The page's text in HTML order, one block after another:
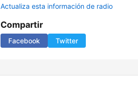
Actualiza esta información de radio
Compartir
Facebook Twitter